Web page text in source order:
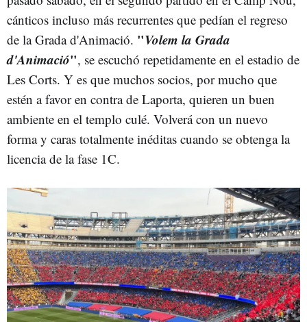
cánticos incluso más recurrentes que pedían el regreso
de la Grada d'Animació. "Volem la Grada
d'Animació", se escuchó repetidamente en el estadio de
Les Corts. Y es que muchos socios, por mucho que
estén a favor en contra de Laporta, quieren un buen
ambiente en el templo culé. Volverá con un nuevo
forma y caras totalmente inéditas cuando se obtenga la
licencia de la fase 1C.